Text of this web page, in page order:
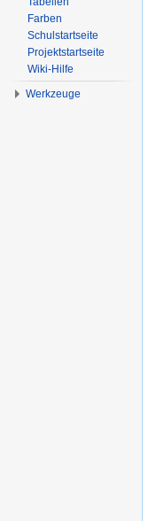
Farben
Schulstartseite
Projektstartseite
Wiki-Hilfe
Werkzeuge